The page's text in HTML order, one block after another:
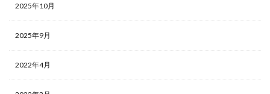
2025年10月
2025年9月
2022年4月